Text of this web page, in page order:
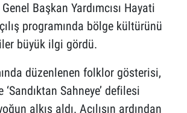
Başkan Yardımcısı Hayati
programında bölge kültürünü
büyük ilgi gördü.
düzenlenen folklor gösterisi,
Sahneye’ defilesi
alkış aldı. Açılışın ardından